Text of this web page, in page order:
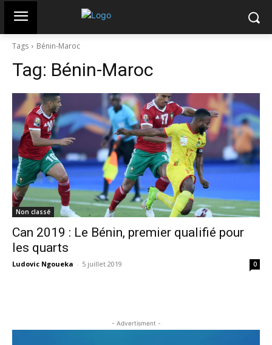
Tags Bénin-Maroc
Tag: Bénin-Maroc
Non classé
Can 2019 : Le Bénin, premier qualifié pour
les quarts
Ludovic Ngoueka - 5 juillet 2019 0
- Advertisment -